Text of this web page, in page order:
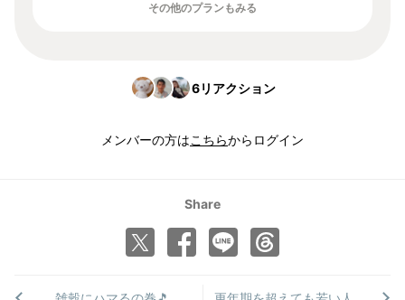
その他のプランもみる
6リアクション
メンバーの方はこちらからログイン
Share